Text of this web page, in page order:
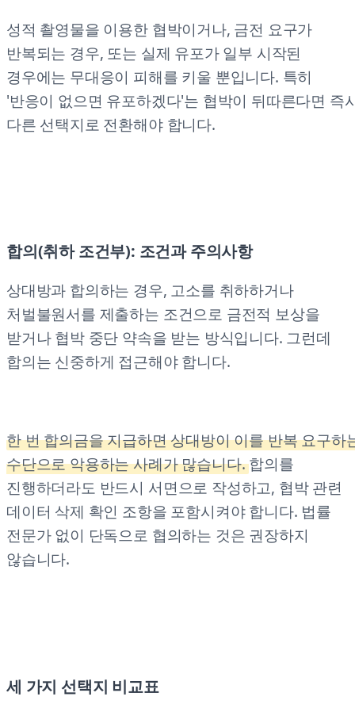
성적 촬영물을 이용한 협박이거나, 금전 요구가
반복되는 경우, 또는 실제 유포가 일부 시작된
경우에는 무대응이 피해를 키울 뿐입니다. 특히
'반응이 없으면 유포하겠다'는 협박이 뒤따른다면 즉
다른 선택지로 전환해야 합니다.
합의(취하 조건부): 조건과 주의사항
상대방과 합의하는 경우, 고소를 취하하거나
처벌불원서를 제출하는 조건으로 금전적 보상을
받거나 협박 중단 약속을 받는 방식입니다. 그런데
합의는 신중하게 접근해야 합니다.
한 번 합의금을 지급하면 상대방이 이를 반복 요구하
수단으로 악용하는 사례가 많습니다.합의를
진행하더라도 반드시 서면으로 작성하고, 협박 관련
데이터 삭제 확인 조항을 포함시켜야 합니다. 법률
전문가 없이 단독으로 협의하는 것은 권장하지
않습니다.
세 가지 선택지 비교표